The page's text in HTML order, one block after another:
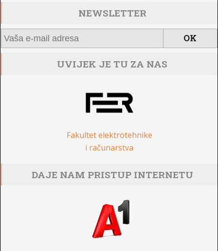
NEWSLETTER
UVIJEK JE TU ZA NAS
Fakultet elektrotehnike
i računarstva
DAJE NAM PRISTUP INTERNETU